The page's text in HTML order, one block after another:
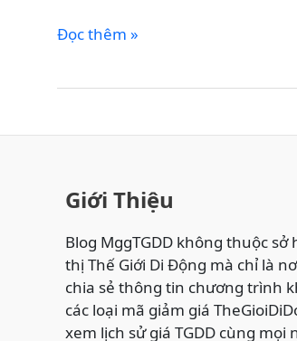
Nạp
Hàng
Tại
Thế
Giới
Di
Động:
Giải
Đọc thêm »
Giới Thiệu
Blog MggTGDD không thuộc sở
thị Thế Giới Di Động mà chỉ là
chia sẻ thông tin chương trình
các loại mã giảm giá
xem lịch sử giá TGDD cùng mọi